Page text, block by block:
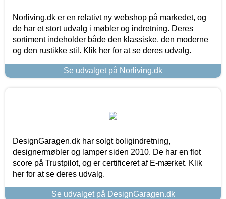
Norliving.dk er en relativt ny webshop på markedet, og
de har et stort udvalg i møbler og indretning. Deres
sortiment indeholder både den klassiske, den moderne
og den rustikke stil. Klik her for at se deres udvalg.
Se udvalget på Norliving.dk
DesignGaragen.dk har solgt boligindretning,
designermøbler og lamper siden 2010. De har en flot
score på Trustpilot, og er certificeret af E-mærket. Klik
her for at se deres udvalg.
Se udvalget på DesignGaragen.dk